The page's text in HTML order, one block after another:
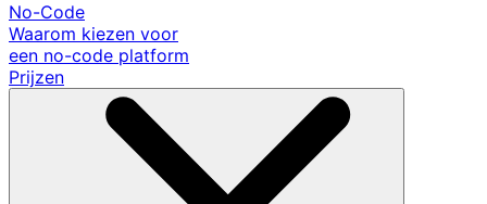
No-Code
Waarom kiezen voor
een no-code platform
Prijzen